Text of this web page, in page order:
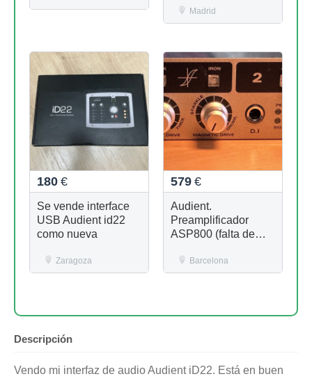
Madrid
180 €
Se vende interface
USB Audient id22
como nueva
Zaragoza
579 €
Audient.
Preamplificador
ASP800 (falta de
Barcelona
Descripción
Vendo mi interfaz de audio Audient iD22. Está en buen